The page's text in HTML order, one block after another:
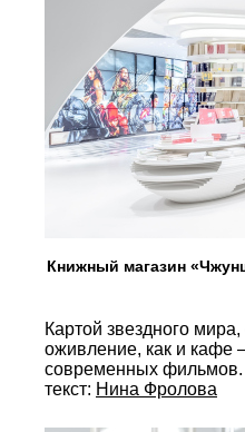
Книжный магазин
Картой звездного
оживление, как и кафе
современных фильмов.
текст: Нина Фролова